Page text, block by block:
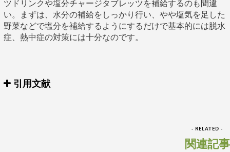
ツドリンクや塩分チャージタブレッツを補給するのも間違
い。まずは、水分の補給をしっかり行い、やや塩気を足した
野菜などで塩分を補給するようにするだけで基本的には脱水
症、熱中症の対策には十分なのです。
引用文献
- RELATED -
関連記事